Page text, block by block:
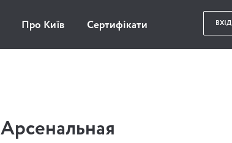
Про Київ Сертифікати ВХІД
Арсенальная